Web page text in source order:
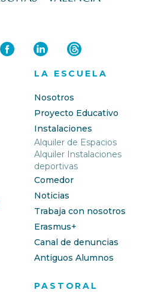
LA ESCUELA
Nosotros
Proyecto Educativo
Instalaciones
Alquiler de Espacios
Alquiler Instalaciones
deportivas
Comedor
Noticias
Trabaja con nosotros
Erasmus+
Canal de denuncias
Antiguos Alumnos
PASTORAL